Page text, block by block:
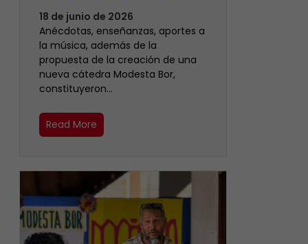
18 de junio de 2026
Anécdotas, enseñanzas, aportes a
la música, además de la
propuesta de la creación de una
nueva cátedra Modesta Bor,
constituyeron…
Read More